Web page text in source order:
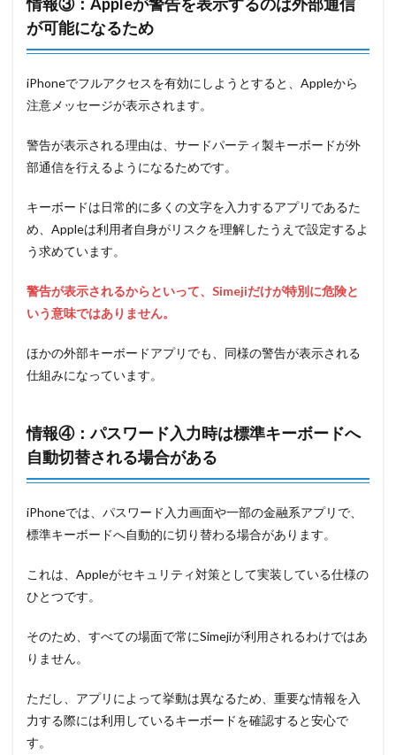
が可能になるため
iPhoneでフルアクセスを有効にしようとすると、Appleから
注意メッセージが表示されます。
警告が表示される理由は、サードパーティ製キーボードが外
部通信を行えるようになるためです。
キーボードは日常的に多くの文字を入力するアプリであるた
め、Appleは利用者自身がリスクを理解したうえで設定するよ
う求めています。
警告が表示されるからといって、Simejiだけが特別に危険と
いう意味ではありません。
ほかの外部キーボードアプリでも、同様の警告が表示される
仕組みになっています。
情報④：パスワード入力時は標準キーボードへ
自動切替される場合がある
iPhoneでは、パスワード入力画面や一部の金融系アプリで、
標準キーボードへ自動的に切り替わる場合があります。
これは、Appleがセキュリティ対策として実装している仕様の
ひとつです。
そのため、すべての場面で常にSimejiが利用されるわけではあ
りません。
ただし、アプリによって挙動は異なるため、重要な情報を入
力する際には利用しているキーボードを確認すると安心で
す。